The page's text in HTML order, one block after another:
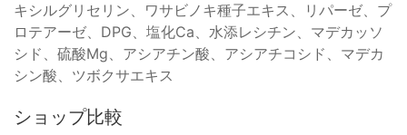
キシルグリセリン、ワサビノキ種子エキス、リパーゼ、プ
ロテアーゼ、DPG、塩化Ca、水添レシチン、マデカッソ
シド、硫酸Mg、アシアチン酸、アシアチコシド、マデカ
シン酸、ツボクサエキス
ショップ比較